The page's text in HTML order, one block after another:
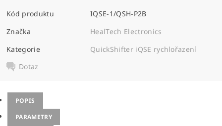
Kód produktu
IQSE-1/QSH-P2B
Značka
HealTech Electronics
Kategorie
QuickShifter iQSE rychlořazení
Dotaz
POPIS
PARAMETRY